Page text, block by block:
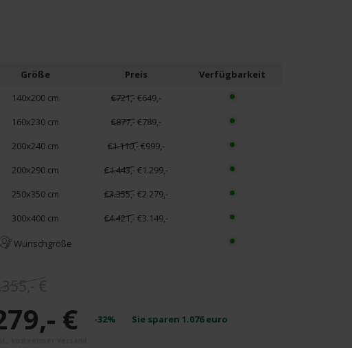
Größe Preis
Verfügbarkeit
140x200 cm
€721,-€649,-
160x230 cm
€877,-€789,-
200x240 cm
€1.110,-€999,-
200x290 cm
€1.443,-€1.299,-
250x350 cm
€3.355,-€2.279,-
300x400 cm
€4.421,-€3.149,-
Wunschgröße
€
€ -32% Sie sparen 1.076euro